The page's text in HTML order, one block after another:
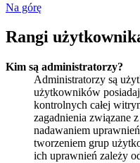
Na górę
Rangi
Kim są administratorzy?
Administratorzy są
użytkowników
kontrolnych całej
zagadnienia związane
nadawaniem
tworzeniem grup
ich uprawnień zależy